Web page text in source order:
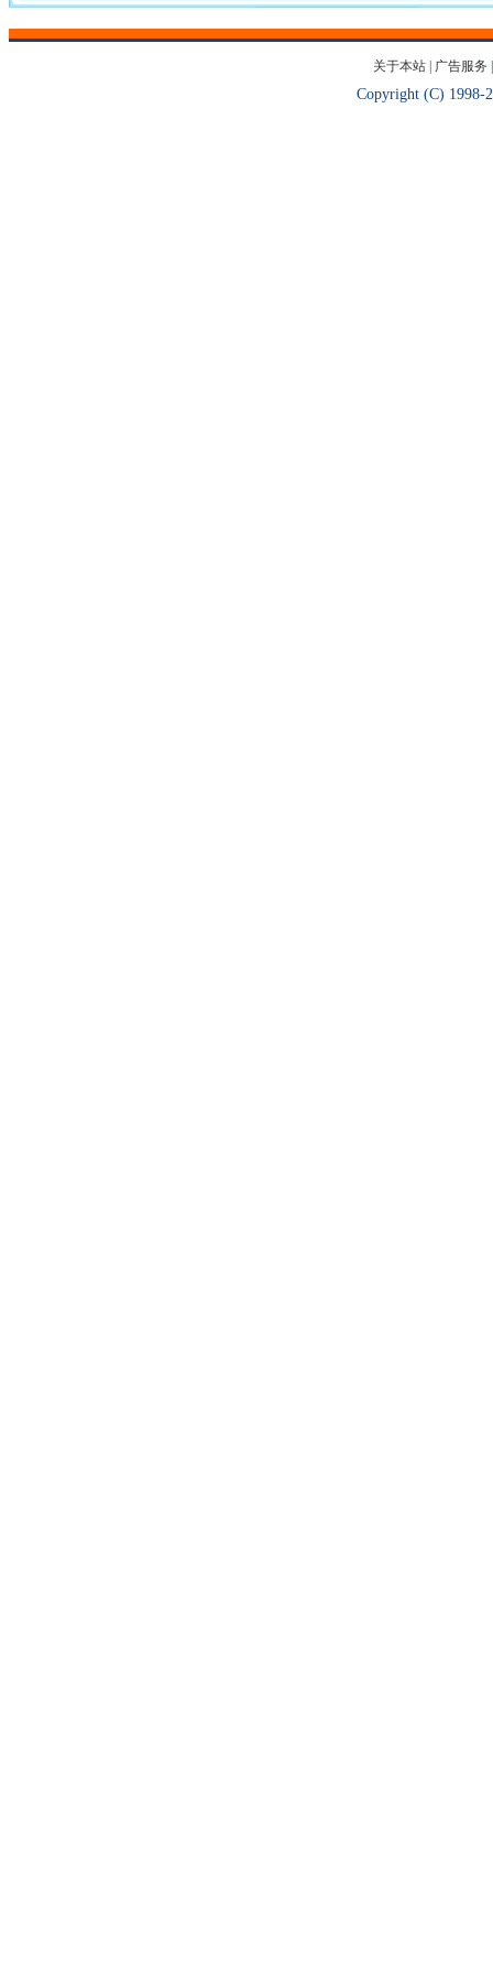
关于本站| 广告服务
Copyright (C) 1998-